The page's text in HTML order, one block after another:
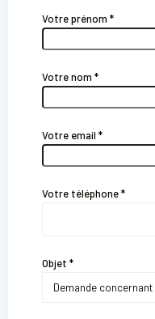
Votre prénom *
Votre nom *
Votre email *
Votre téléphone *
Objet *